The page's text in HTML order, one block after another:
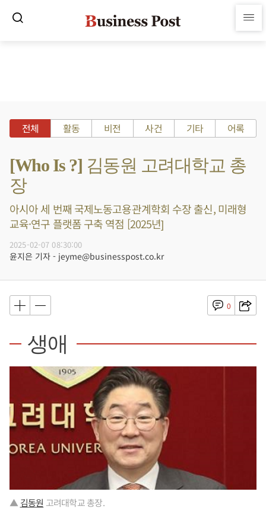
전체 활동 비전 사건 기타 어록
[Who Is ?] 김동원 고려대학교 총
장
아시아 세 번째 국제노동고용관계학회 수장 출신, 미래형
교육·연구 플랫폼 구축 역점 [2025년]
2025-02-07 08:30:00
윤지은 기자 - jeyme@businesspost.co.kr
0
생애
▲ 김동원 고려대학교 총장.